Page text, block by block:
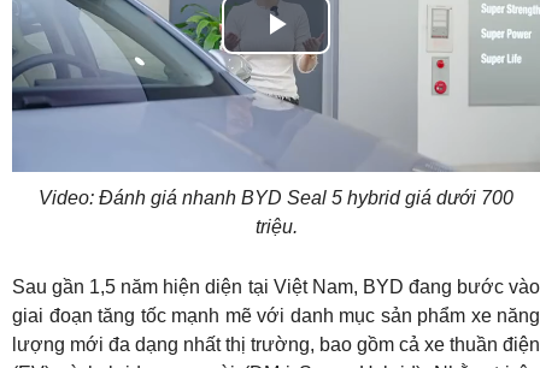
Play
Video
Video: Đánh giá nhanh BYD Seal 5 hybrid giá dưới 700
triệu.
Sau gần 1,5 năm hiện diện tại Việt Nam, BYD đang bước vào
giai đoạn tăng tốc mạnh mẽ với danh mục sản phẩm xe năng
lượng mới đa dạng nhất thị trường, bao gồm cả xe thuần điện